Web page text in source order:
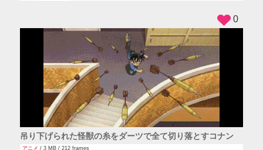
吊り下げられた怪獣の糸をダーツで全て切り落とすコナン
アニメ / 3 MB / 212 frames
0